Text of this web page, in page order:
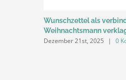
Wunschzettel als
Weihnachtsmann
Dezember 21st, 2025 | 0